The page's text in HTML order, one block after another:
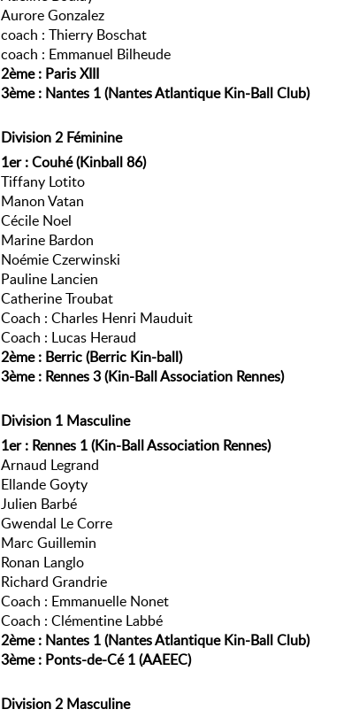
Aurore Gonzalez
coach : Thierry Boschat
coach : Emmanuel Bilheude
2ème : Paris XIII
3ème : Nantes 1 (Nantes Atlantique Kin-Ball Club)
Division 2 Féminine
1er : Couhé (Kinball 86)
Tiffany Lotito
Manon Vatan
Cécile Noel
Marine Bardon
Noémie Czerwinski
Pauline Lancien
Catherine Troubat
Coach : Charles Henri Mauduit
Coach : Lucas Heraud
2ème : Berric (Berric Kin-ball)
3ème : Rennes 3 (Kin-Ball Association Rennes)
Division 1 Masculine
1er : Rennes 1 (Kin-Ball Association Rennes)
Arnaud Legrand
Ellande Goyty
Julien Barbé
Gwendal Le Corre
Marc Guillemin
Ronan Langlo
Richard Grandrie
Coach : Emmanuelle Nonet
Coach : Clémentine Labbé
2ème : Nantes 1 (Nantes Atlantique Kin-Ball Club)
3ème : Ponts-de-Cé 1 (AAEEC)
Division 2 Masculine